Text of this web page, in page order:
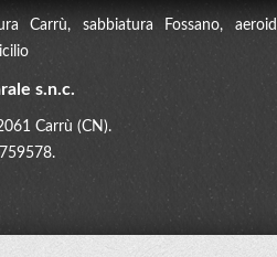
Carrù, sabbiatura Fossano,
s.n.c.
Carrù (CN).